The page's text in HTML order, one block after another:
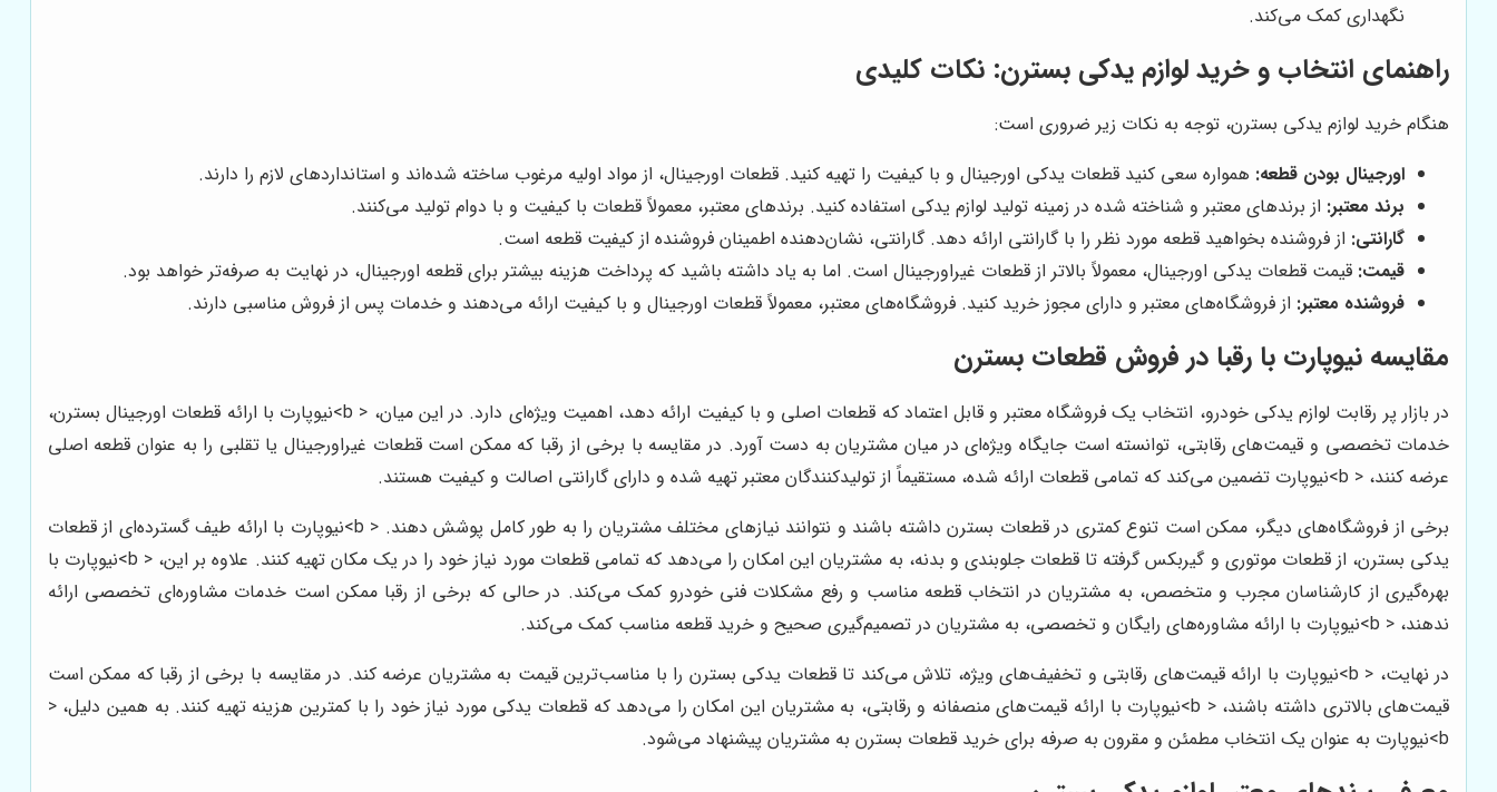
نگهداری کمک می‌کند.
راهنمای انتخاب و خرید لوازم یدکی بسترن: نکات کلیدی
هنگام خرید لوازم یدکی بسترن، توجه به نکات زیر ضروری است:
اورجینال بودن قطعه: همواره سعی کنید قطعات یدکی اورجینال و با کیفیت را تهیه کنید. قطعات اورجینال، از مواد اولیه مرغوب ساخته شده‌اند و استانداردهای لازم را دارند.
برند معتبر: از برندهای معتبر و شناخته شده در زمینه تولید لوازم یدکی استفاده کنید. برندهای معتبر، معمولاً قطعات با کیفیت و با دوام تولید می‌کنند.
گارانتی: از فروشنده بخواهید قطعه مورد نظر را با گارانتی ارائه دهد. گارانتی، نشان‌دهنده اطمینان فروشنده از کیفیت قطعه است.
قیمت: قیمت قطعات یدکی اورجینال، معمولاً بالاتر از قطعات غیراورجینال است. اما به یاد داشته باشید که پرداخت هزینه بیشتر برای قطعه اورجینال، در نهایت به صرفه‌تر خواهد بود.
فروشنده معتبر: از فروشگاه‌های معتبر و دارای مجوز خرید کنید. فروشگاه‌های معتبر، معمولاً قطعات اورجینال و با کیفیت ارائه می‌دهند و خدمات پس از فروش مناسبی دارند.
مقایسه نیوپارت با رقبا در فروش قطعات بسترن
در بازار پر رقابت لوازم یدکی خودرو، انتخاب یک فروشگاه معتبر و قابل اعتماد که قطعات اصلی و با کیفیت ارائه دهد، اهمیت ویژه‌ای دارد. در این میان، < b>نیوپارت با ارائه قطعات اورجینال بسترن،
خدمات تخصصی و قیمت‌های رقابتی، توانسته است جایگاه ویژه‌ای در میان مشتریان به دست آورد. در مقایسه با برخی از رقبا که ممکن است قطعات غیراورجینال یا تقلبی را به عنوان قطعه اصلی
عرضه کنند، < b>نیوپارت تضمین می‌کند که تمامی قطعات ارائه شده، مستقیماً از تولیدکنندگان معتبر تهیه شده و دارای گارانتی اصالت و کیفیت هستند.
برخی از فروشگاه‌های دیگر، ممکن است تنوع کمتری در قطعات بسترن داشته باشند و نتوانند نیازهای مختلف مشتریان را به طور کامل پوشش دهند. < b>نیوپارت با ارائه طیف گسترده‌ای از قطعات
یدکی بسترن، از قطعات موتوری و گیربکس گرفته تا قطعات جلوبندی و بدنه، به مشتریان این امکان را می‌دهد که تمامی قطعات مورد نیاز خود را در یک مکان تهیه کنند. علاوه بر این، < b>نیوپارت با
بهره‌گیری از کارشناسان مجرب و متخصص، به مشتریان در انتخاب قطعه مناسب و رفع مشکلات فنی خودرو کمک می‌کند. در حالی که برخی از رقبا ممکن است خدمات مشاوره‌ای تخصصی ارائه
ندهند، < b>نیوپارت با ارائه مشاوره‌های رایگان و تخصصی، به مشتریان در تصمیم‌گیری صحیح و خرید قطعه مناسب کمک می‌کند.
در نهایت، < b>نیوپارت با ارائه قیمت‌های رقابتی و تخفیف‌های ویژه، تلاش می‌کند تا قطعات یدکی بسترن را با مناسب‌ترین قیمت به مشتریان عرضه کند. در مقایسه با برخی از رقبا که ممکن است
قیمت‌های بالاتری داشته باشند، < b>نیوپارت با ارائه قیمت‌های منصفانه و رقابتی، به مشتریان این امکان را می‌دهد که قطعات یدکی مورد نیاز خود را با کمترین هزینه تهیه کنند. به همین دلیل، <
b>نیوپارت به عنوان یک انتخاب مطمئن و مقرون به صرفه برای خرید قطعات بسترن به مشتریان پیشنهاد می‌شود.